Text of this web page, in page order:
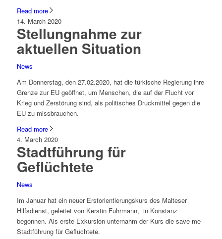
Read more
14. March 2020
Stellungnahme zur
aktuellen Situation
News
Am Donnerstag, den 27.02.2020, hat die türkische Regierung ihre
Grenze zur EU geöffnet, um Menschen, die auf der Flucht vor
Krieg und Zerstörung sind, als politisches Druckmittel gegen die
EU zu missbrauchen.
Read more
4. March 2020
Stadtführung für
Geflüchtete
News
Im Januar hat ein neuer Erstorientierungskurs des Malteser
Hilfsdienst, geleitet von Kerstin Fuhrmann, in Konstanz
begonnen. Als erste Exkursion unternahm der Kurs die save me
Stadtführung für Geflüchtete.